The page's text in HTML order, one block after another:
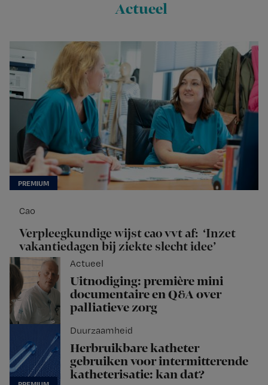
Actueel
Cao
Verpleegkundige wijst cao vvt af: ‘Inzet
vakantiedagen bij ziekte slecht idee’
Actueel
Uitnodiging: première mini
documentaire en Q&A over
palliatieve zorg
Duurzaamheid
Herbruikbare katheter
gebruiken voor intermitterende
katheterisatie: kan dat?